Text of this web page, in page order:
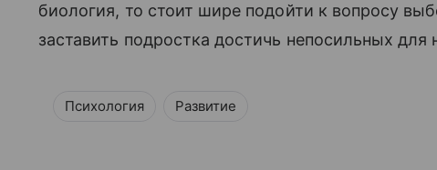
биология, то стоит шире подойти к вопросу
заставить подростка достичь непосильных для
Психология Развитие